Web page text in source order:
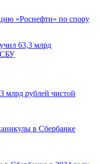
«Роснефти» по спору
млрд рублей чистой